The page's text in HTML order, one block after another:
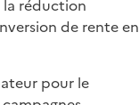
la réduction
de rente en
pour le